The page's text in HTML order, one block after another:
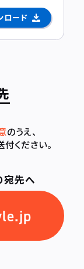
ロード
のうえ、
ください。
宛先へ